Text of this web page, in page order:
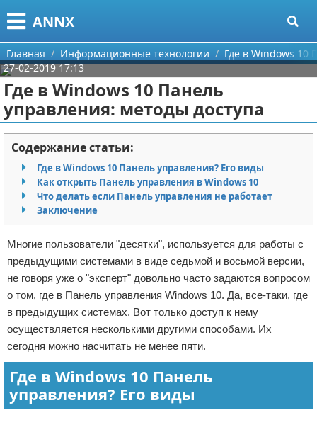
ANNX
Меню
Главная
Категории
Информационные технологии
Поиск
О проекте
Контакты
Сотрудничество
Размещение рекламы
Для правообладателей
Условия предоставления информации
Отказ от ответственности
Главная Информационные технологии
Где в Windows 10
27-02-2019 17:13
Где в Windows 10 Панель
управления: методы доступа
Содержание статьи:
Где в Windows 10 Панель управления? Его виды
Как открыть Панель управления в Windows 10
Что делать если Панель управления не работает
Заключение
Многие пользователи "десятки", используется для работы с
предыдущими системами в виде седьмой и восьмой версии,
не говоря уже о "эксперт" довольно часто задаются вопросом
о том, где в Панель управления Windows 10. Да, все-таки, где
в предыдущих системах. Вот только доступ к нему
осуществляется несколькими другими способами. Их
сегодня можно насчитать не менее пяти.
Где в Windows 10 Панель
управления? Его виды